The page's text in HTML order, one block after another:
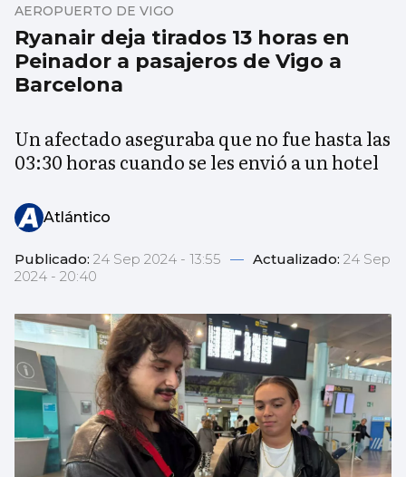
Ryanair deja tirados 13 horas en
Peinador a pasajeros de Vigo a
Barcelona
AEROPUERTO DE VIGO
Un afectado aseguraba que no fue hasta las
03:30 horas cuando se les envió a un hotel
Atlántico
Publicado: 24 Sep 2024 - 13:55 — Actualizado: 24 Sep
2024 - 20:40